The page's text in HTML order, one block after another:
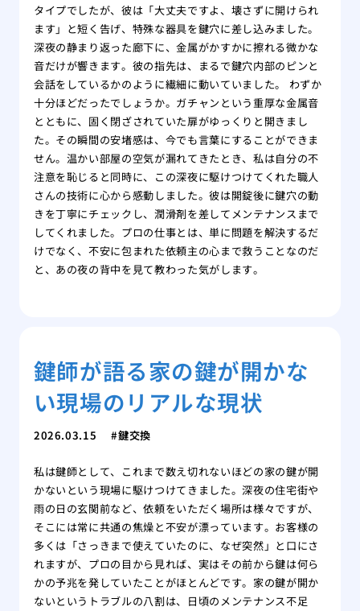
タイプでしたが、彼は「大丈夫ですよ、壊さずに開けられ
ます」と短く告げ、特殊な器具を鍵穴に差し込みました。
深夜の静まり返った廊下に、金属がかすかに擦れる微かな
音だけが響きます。彼の指先は、まるで鍵穴内部のピンと
会話をしているかのように繊細に動いていました。 わずか
十分ほどだったでしょうか。ガチャンという重厚な金属音
とともに、固く閉ざされていた扉がゆっくりと開きまし
た。その瞬間の安堵感は、今でも言葉にすることができま
せん。温かい部屋の空気が漏れてきたとき、私は自分の不
注意を恥じると同時に、この深夜に駆けつけてくれた職人
さんの技術に心から感動しました。彼は開錠後に鍵穴の動
きを丁寧にチェックし、潤滑剤を差してメンテナンスまで
してくれました。プロの仕事とは、単に問題を解決するだ
けでなく、不安に包まれた依頼主の心まで救うことなのだ
と、あの夜の背中を見て教わった気がします。
鍵師が語る家の鍵が開かな
い現場のリアルな現状
2026.03.15 鍵交換
私は鍵師として、これまで数え切れないほどの家の鍵が開
かないという現場に駆けつけてきました。深夜の住宅街や
雨の日の玄関前など、依頼をいただく場所は様々ですが、
そこには常に共通の焦燥と不安が漂っています。お客様の
多くは「さっきまで使えていたのに、なぜ突然」と口にさ
れますが、プロの目から見れば、実はその前から鍵は何ら
かの予兆を発していたことがほとんどです。家の鍵が開か
ないというトラブルの八割は、日頃のメンテナンス不足